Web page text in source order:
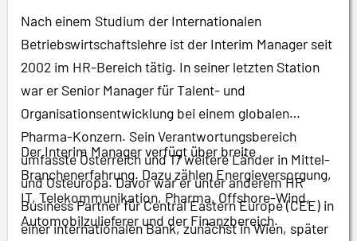
Nach einem Studium der Internationalen
Betriebswirtschaftslehre ist der Interim Manager seit
2002 im HR-Bereich tätig. In seiner letzten Station
war er Senior Manager für Talent- und
Organisationsentwicklung bei einem globalen
Pharma-Konzern. Sein Verantwortungsbereich
umfasste Österreich und 17 weitere Länder in Mittel-
und Osteuropa. Davor war er unter anderem HR
Business Partner für Central Eastern Europe (CEE) in
einer internationalen Bank, zunächst in Wien, später
Der Interim Manager verfügt über breite
Branchenerfahrung. Dazu zählen Energieversorgung,
IT, Telekommunikation, Pharma, Offshore-Wind,
Automobilzulieferer und der Finanzbereich.